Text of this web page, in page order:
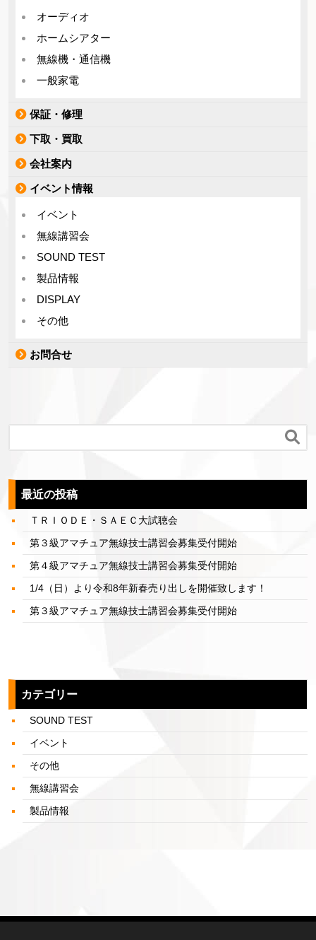
オーディオ
ホームシアター
無線機・通信機
一般家電
保証・修理
下取・買取
会社案内
イベント情報
イベント
無線講習会
SOUND TEST
製品情報
DISPLAY
その他
お問合せ

最近の投稿
ＴＲＩＯＤＥ・ＳＡＥＣ大試聴会
第３級アマチュア無線技士講習会募集受付開始
第４級アマチュア無線技士講習会募集受付開始
1/4（日）より令和8年新春売り出しを開催致します！
第３級アマチュア無線技士講習会募集受付開始
カテゴリー
SOUND TEST
イベント
その他
無線講習会
製品情報